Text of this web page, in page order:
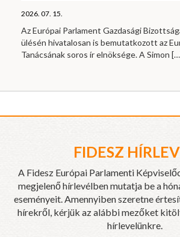
2026. 07. 15.
Az Európai Parlament Gazdasági
ülésén hivatalosan is bemutatkozott az
Tanácsának soros ír elnöksége. A Simon
FIDESZ
A Fidesz Európai Parlamenti
megjelenő hírlevélben mutatja be a
eseményeit. Amennyiben szeretne
hírekről, kérjük az alábbi mezőket
hírlevelünkre.